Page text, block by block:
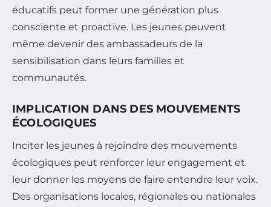
éducatifs peut former une génération plus
consciente et proactive. Les jeunes peuvent
même devenir des ambassadeurs de la
sensibilisation dans leurs familles et
communautés.
IMPLICATION DANS DES MOUVEMENTS
ÉCOLOGIQUES
Inciter les jeunes à rejoindre des mouvements
écologiques peut renforcer leur engagement et
leur donner les moyens de faire entendre leur voix.
Des organisations locales, régionales ou nationales